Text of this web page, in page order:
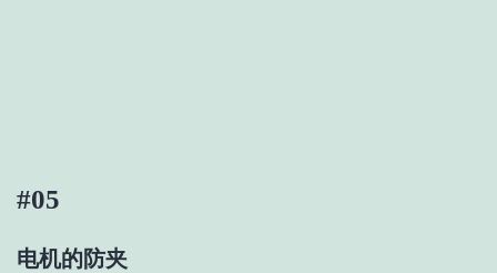
#05
电机的防夹